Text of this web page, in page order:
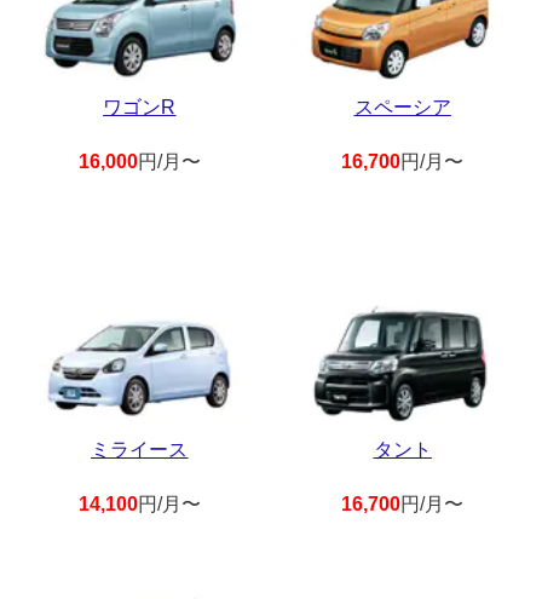
ワゴンR
16,000円/月〜
スペーシア
16,700円/月〜
ミライース
14,100円/月〜
タント
16,700円/月〜